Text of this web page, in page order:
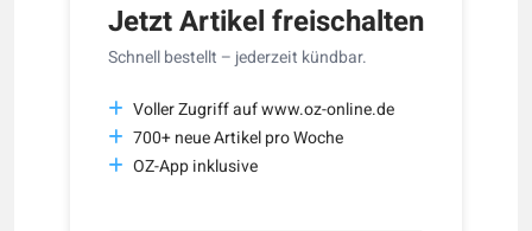
Jetzt Artikel freischalten
Schnell bestellt – jederzeit kündbar.
Voller Zugriff auf www.oz-online.de
700+ neue Artikel pro Woche
OZ-App inklusive